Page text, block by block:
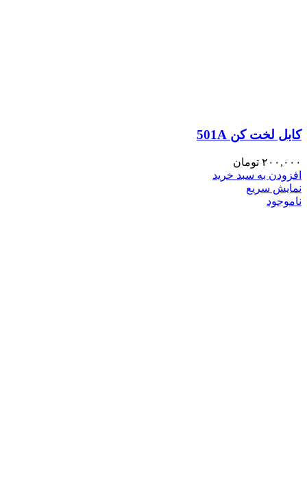
کابل لخت کن 501A
۲۰۰,۰۰۰ تومان
افزودن به سبد خرید
نمایش سریع
ناموجود